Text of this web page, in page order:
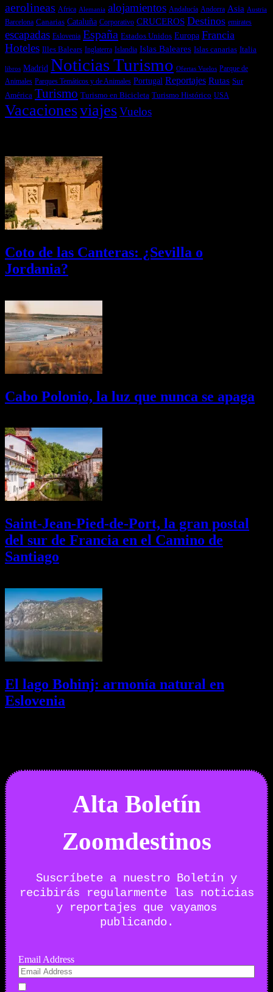
aerolineas Africa Alemania alojamientos Andalucía Andorra Asia Austria
Barcelona Canarias Cataluña Corporativo CRUCEROS Destinos emirates
escapadas Eslovenia España Estados Unidos Europa Francia
Hoteles Illes Balears Inglaterra Islandia Islas Baleares Islas canarias Italia
libros Madrid Noticias Turismo Ofertas Vuelos Parque de
Animales Parques Temáticos y de Animales Portugal Reportajes Rutas Sur
América Turismo Turismo en Bicicleta Turismo Histórico USA
VacacionesviajesVuelos
Coto de las Canteras: ¿Sevilla o
Jordania?
Cabo Polonio, la luz que nunca se apaga
Saint-Jean-Pied-de-Port, la gran postal
del sur de Francia en el Camino de
Santiago
El lago Bohinj: armonía natural en
Eslovenia
Alta Boletín
Zoomdestinos
Suscríbete a nuestro Boletín y
recibirás regularmente las noticias
y reportajes que vayamos
publicando.
Email Address